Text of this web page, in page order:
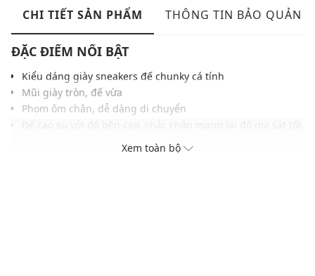
CHI TIẾT SẢN PHẨM THÔNG TIN BẢO QUẢN
ĐẶC ĐIỂM NỔI BẬT
Kiểu dáng giày sneakers đế chunky cá tính
Mũi giày tròn, đế vừa
Phom ôm chân, dễ dàng di chuyển
Gam màu hiện đại dễ dàng phối với nhiều trang phục và
Xem toàn bộ